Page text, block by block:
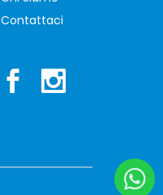
Contattaci